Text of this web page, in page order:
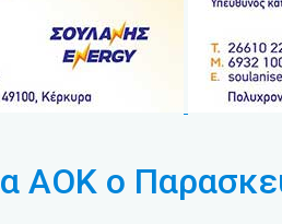
ΑΟΚ ο